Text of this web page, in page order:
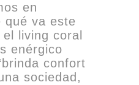
en
qué va este
living coral
enérgico
confort
sociedad,